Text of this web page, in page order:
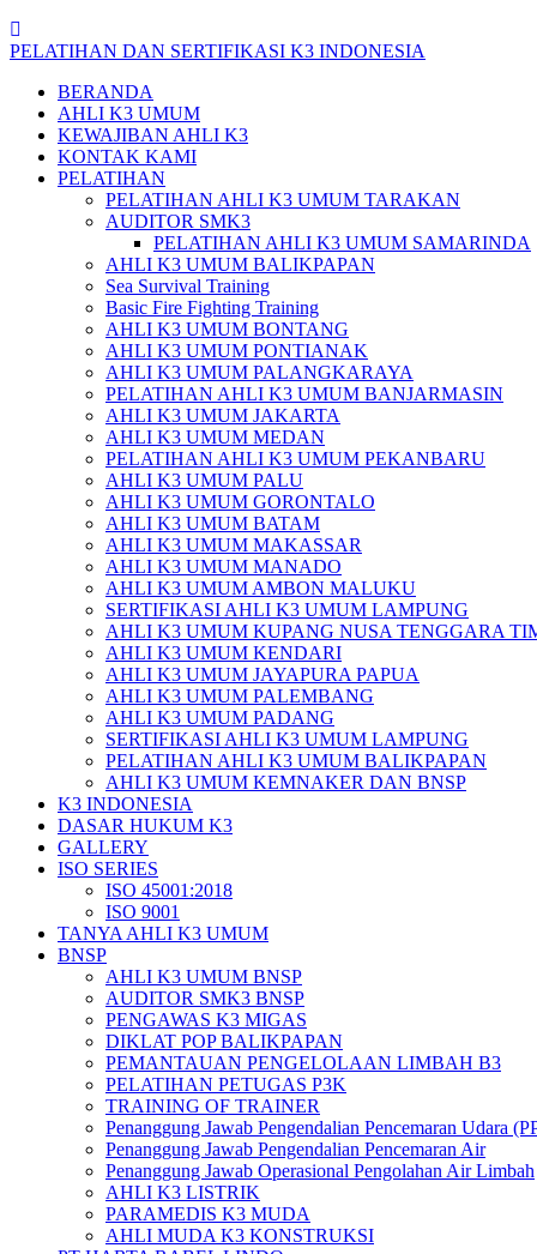
PELATIHAN DAN SERTIFIKASI K3 INDONESIA
BERANDA
AHLI K3 UMUM
KEWAJIBAN AHLI K3
KONTAK KAMI
PELATIHAN
PELATIHAN AHLI K3 UMUM TARAKAN
AUDITOR SMK3
PELATIHAN AHLI K3 UMUM SAMARINDA
AHLI K3 UMUM BALIKPAPAN
Sea Survival Training
Basic Fire Fighting Training
AHLI K3 UMUM BONTANG
AHLI K3 UMUM PONTIANAK
AHLI K3 UMUM PALANGKARAYA
PELATIHAN AHLI K3 UMUM BANJARMASIN
AHLI K3 UMUM JAKARTA
AHLI K3 UMUM MEDAN
PELATIHAN AHLI K3 UMUM PEKANBARU
AHLI K3 UMUM PALU
AHLI K3 UMUM GORONTALO
AHLI K3 UMUM BATAM
AHLI K3 UMUM MAKASSAR
AHLI K3 UMUM MANADO
AHLI K3 UMUM AMBON MALUKU
SERTIFIKASI AHLI K3 UMUM LAMPUNG
AHLI K3 UMUM KUPANG NUSA TENGGARA
AHLI K3 UMUM KENDARI
AHLI K3 UMUM JAYAPURA PAPUA
AHLI K3 UMUM PALEMBANG
AHLI K3 UMUM PADANG
SERTIFIKASI AHLI K3 UMUM LAMPUNG
PELATIHAN AHLI K3 UMUM BALIKPAPAN
AHLI K3 UMUM KEMNAKER DAN BNSP
K3 INDONESIA
DASAR HUKUM K3
GALLERY
ISO SERIES
ISO 45001:2018
ISO 9001
TANYA AHLI K3 UMUM
BNSP
AHLI K3 UMUM BNSP
AUDITOR SMK3 BNSP
PENGAWAS K3 MIGAS
DIKLAT POP BALIKPAPAN
PEMANTAUAN PENGELOLAAN LIMBAH B3
PELATIHAN PETUGAS P3K
TRAINING OF TRAINER
Penanggung Jawab Pengendalian Pencemaran Udara
Penanggung Jawab Pengendalian Pencemaran Air
Penanggung Jawab Operasional Pengolahan Air Limbah
AHLI K3 LISTRIK
PARAMEDIS K3 MUDA
AHLI MUDA K3 KONSTRUKSI